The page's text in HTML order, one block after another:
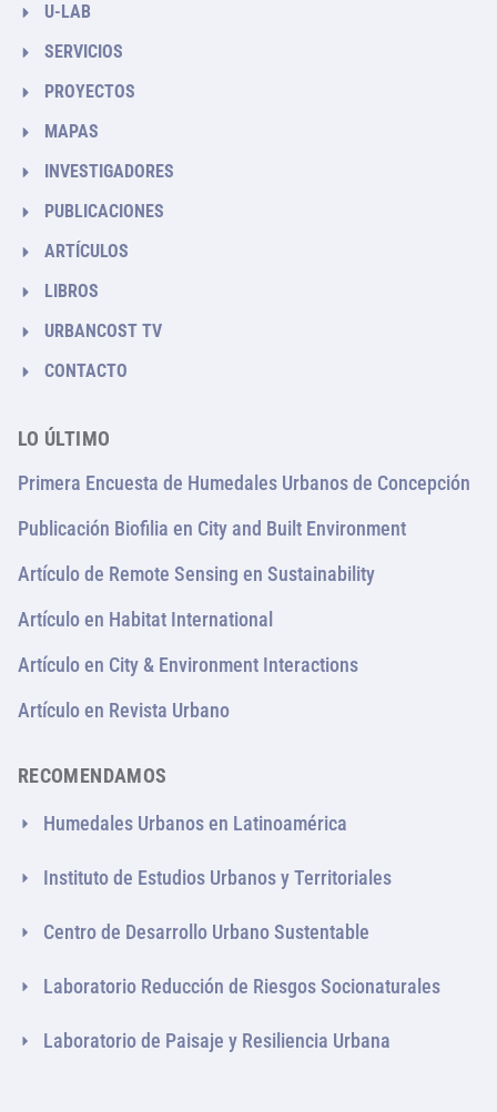
U-LAB
SERVICIOS
PROYECTOS
MAPAS
INVESTIGADORES
PUBLICACIONES
ARTÍCULOS
LIBROS
URBANCOST TV
CONTACTO
LO ÚLTIMO
Primera Encuesta de Humedales Urbanos de Concepción
Publicación Biofilia en City and Built Environment
Artículo de Remote Sensing en Sustainability
Artículo en Habitat International
Artículo en City & Environment Interactions
Artículo en Revista Urbano
RECOMENDAMOS
Humedales Urbanos en Latinoamérica
Instituto de Estudios Urbanos y Territoriales
Centro de Desarrollo Urbano Sustentable
Laboratorio Reducción de Riesgos Socionaturales
Laboratorio de Paisaje y Resiliencia Urbana